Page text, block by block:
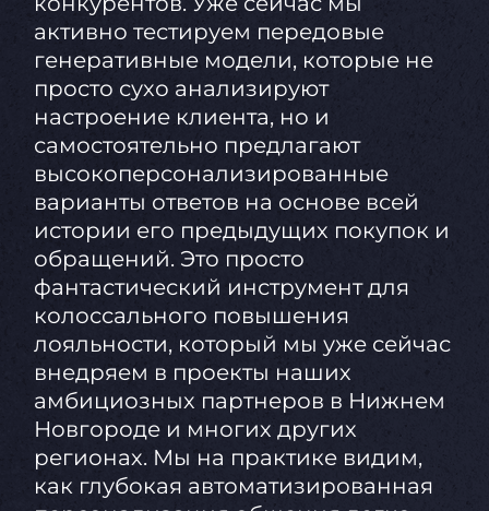
активно тестируем передовые
генеративные модели, которые не
просто сухо анализируют
настроение клиента, но и
самостоятельно предлагают
высокоперсонализированные
варианты ответов на основе всей
истории его предыдущих покупок и
обращений. Это просто
фантастический инструмент для
колоссального повышения
лояльности, который мы уже сейчас
внедряем в проекты наших
амбициозных партнеров в Нижнем
Новгороде и многих других
регионах. Мы на практике видим,
как глубокая автоматизированная